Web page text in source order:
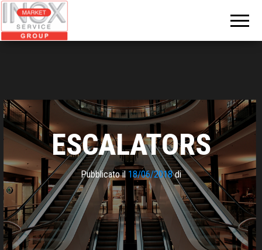
GROUP
ESCALATORS
Pubblicato il 18/06/2018di